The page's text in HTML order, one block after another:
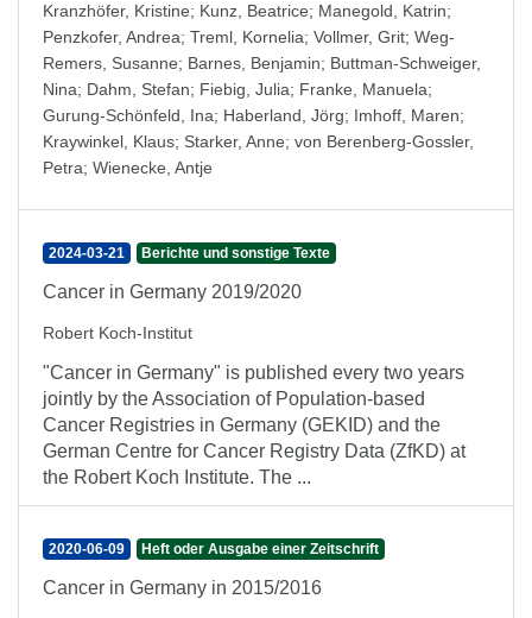
Kranzhöfer, Kristine; Kunz, Beatrice; Manegold, Katrin;
Penzkofer, Andrea; Treml, Kornelia; Vollmer, Grit; Weg-
Remers, Susanne; Barnes, Benjamin; Buttman-Schweiger,
Nina; Dahm, Stefan; Fiebig, Julia; Franke, Manuela;
Gurung-Schönfeld, Ina; Haberland, Jörg; Imhoff, Maren;
Kraywinkel, Klaus; Starker, Anne; von Berenberg-Gossler,
Petra; Wienecke, Antje
2024-03-21 Berichte und sonstige Texte
Cancer in Germany 2019/2020
Robert Koch-Institut
"Cancer in Germany" is published every two years
jointly by the Association of Population-based
Cancer Registries in Germany (GEKID) and the
German Centre for Cancer Registry Data (ZfKD) at
the Robert Koch Institute. The ...
2020-06-09 Heft oder Ausgabe einer Zeitschrift
Cancer in Germany in 2015/2016